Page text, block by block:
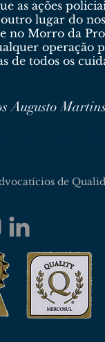
as ações
lugar do
no Morro da
operação
de todos os
Augusto
de